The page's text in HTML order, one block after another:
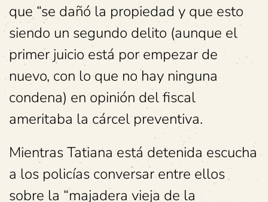
que “se dañó la propiedad y que esto
siendo un segundo delito (aunque el
primer juicio está por empezar de
nuevo, con lo que no hay ninguna
condena) en opinión del fiscal
ameritaba la cárcel preventiva.
Mientras Tatiana está detenida escucha
a los policías conversar entre ellos
sobre la “majadera vieja de la